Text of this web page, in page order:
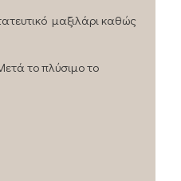
μαξιλάρι καθώς
το πλύσιμο το